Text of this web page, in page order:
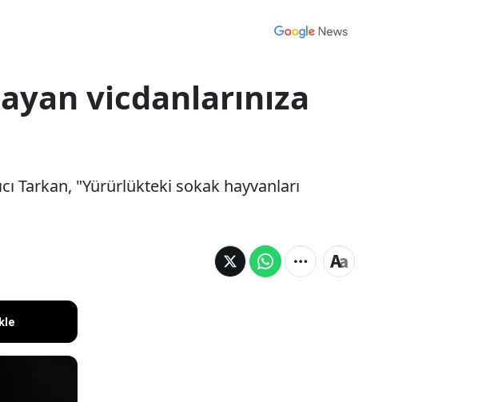
vicdanlarınıza
Tarkan, "Yürürlükteki sokak hayvanları